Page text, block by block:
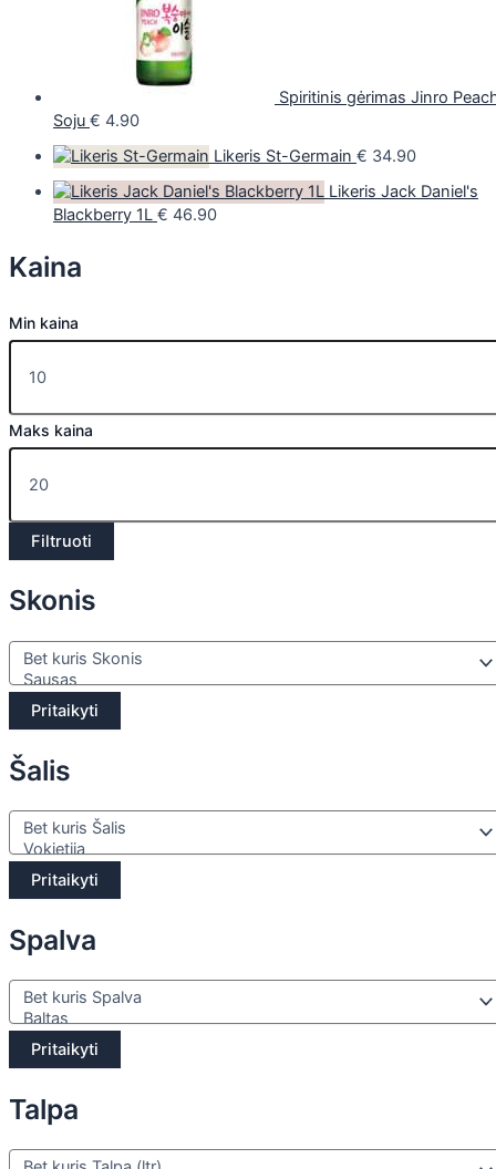
Spiritinis gėrimas Jinro
Soju € 4.90
Likeris St-Germain € 34.90
Likeris Jack Daniel's
Blackberry 1L € 46.90
Kaina
Min kaina
Maks kaina
Filtruoti
Skonis
Pritaikyti
Šalis
Pritaikyti
Spalva
Pritaikyti
Talpa